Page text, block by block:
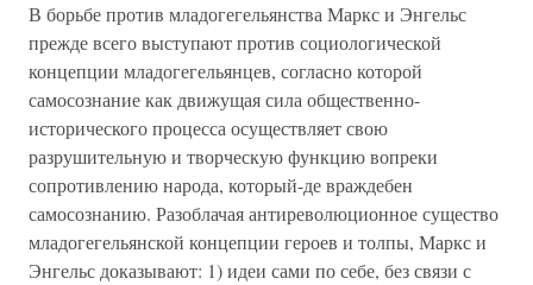
В борьбе против младогегельянства Маркс и Энгельс
прежде всего выступают против социологической
концепции младогегельянцев, согласно которой
самосознание как движущая сила общественно-
исторического процесса осуществляет свою
разрушительную и творческую функцию вопреки
сопротивлению народа, который-де враждебен
самосознанию. Разоблачая антиреволюционное существо
младогегельянской концепции героев и толпы, Маркс и
Энгельс доказывают: 1) идеи сами по себе, без связи с